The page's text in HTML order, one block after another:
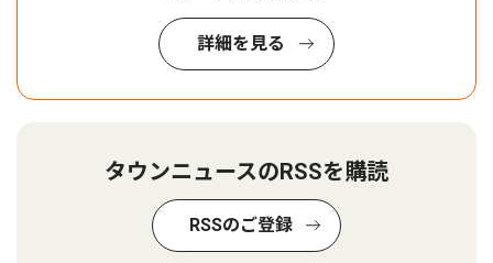
詳細を見る
タウンニュースのRSSを購読
RSSのご登録